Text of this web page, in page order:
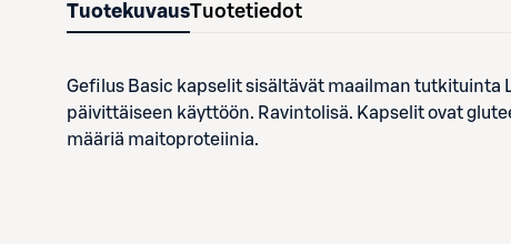
TuotekuvausTuotetiedot
Gefilus Basic kapselit sisältävät maailman tutkituinta
päivittäiseen käyttöön. Ravintolisä. Kapselit ovat
määriä maitoproteiinia.